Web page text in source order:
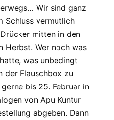
Wir sind ganz
Schluss vermutlich
mitten in den
Herbst. Wer noch was
was unbedingt
der Flauschbox zu
bis 25. Februar in
von Apu Kuntur
abgeben. Dann